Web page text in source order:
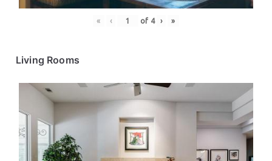
« ‹ of 4 › »
Living Rooms